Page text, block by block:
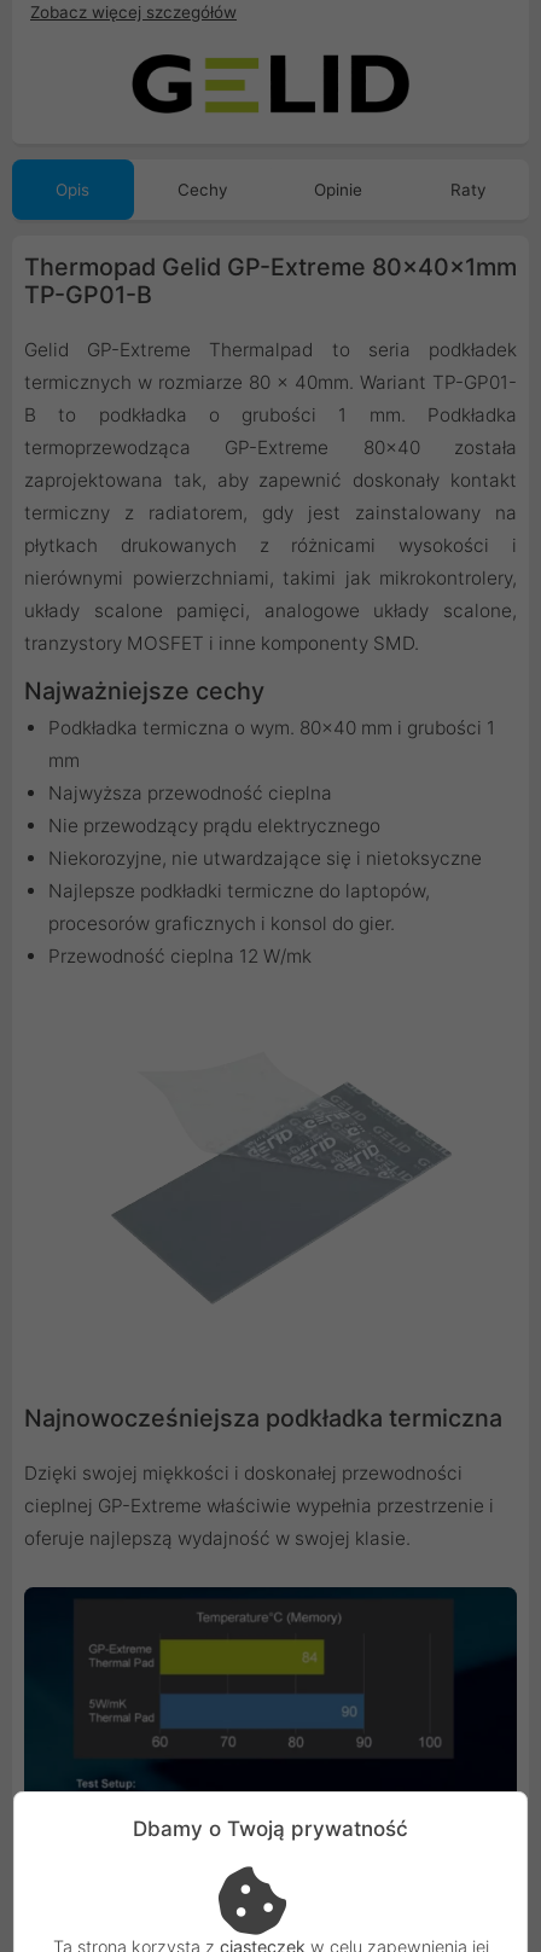
Zobacz więcej szczegółów
Opis Cechy Opinie Raty
Thermopad Gelid GP-Extreme 80x40x1mm
TP-GP01-B
Gelid GP-Extreme Thermalpad to seria podkładek
termicznych w rozmiarze 80 x 40mm. Wariant TP-GP01-
B to podkładka o grubości 1 mm. Podkładka
termoprzewodząca GP-Extreme 80×40 została
zaprojektowana tak, aby zapewnić doskonały kontakt
termiczny z radiatorem, gdy jest zainstalowany na
płytkach drukowanych z różnicami wysokości i
nierównymi powierzchniami, takimi jak mikrokontrolery,
układy scalone pamięci, analogowe układy scalone,
tranzystory MOSFET i inne komponenty SMD.
Najważniejsze cechy
Podkładka termiczna o wym. 80x40 mm i grubości 1
mm
Najwyższa przewodność cieplna
Nie przewodzący prądu elektrycznego
Niekorozyjne, nie utwardzające się i nietoksyczne
Najlepsze podkładki termiczne do laptopów,
procesorów graficznych i konsol do gier.
Przewodność cieplna 12 W/mk
Najnowocześniejsza podkładka termiczna
Dzięki swojej miękkości i doskonałej przewodności
cieplnej GP-Extreme właściwie wypełnia przestrzenie i
oferuje najlepszą wydajność w swojej klasie.
Dbamy o Twoją prywatność
Ta strona korzysta z ciasteczek w celu zapewnienia jej